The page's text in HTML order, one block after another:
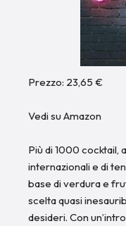
Prezzo: 23,65 €
Vedi su Amazon
Più di 1000 cocktail,
internazionali e di
base di verdura e
scelta quasi
desideri. Con